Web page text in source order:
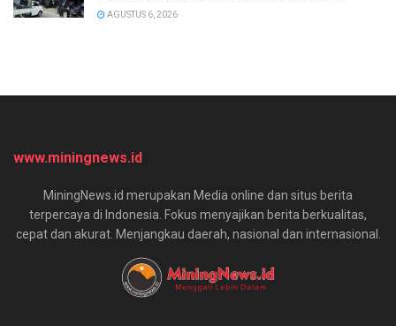
AGUSTUS 6, 2026
www.miningnews.id
MiningNews.id merupakan Media online dan situs berita
terpercaya di Indonesia. Fokus menyajikan berita berkualitas,
cepat dan akurat. Menjangkau daerah, nasional dan internasional.